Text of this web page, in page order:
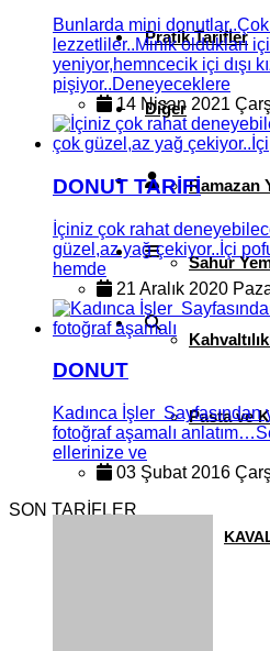
Pratik Tarifler
Diğer
Ramazan
Sahur
Pasta ve
Bunlarda mini
lezzetliler..Minik oldukları
yeniyor,hemncecik içi dışı
pişiyor..Deneyeceklere
14 Nisan 2021
DONUT TARİFİ
İçiniz çok rahat
güzel,az yağ çekiyor..İçi
hemde
21 Aralık 2020
DONUT
Kadınca İşler
fotoğraf aşamalı
ellerinize ve
03 Şubat 2016
SON TARİFLER